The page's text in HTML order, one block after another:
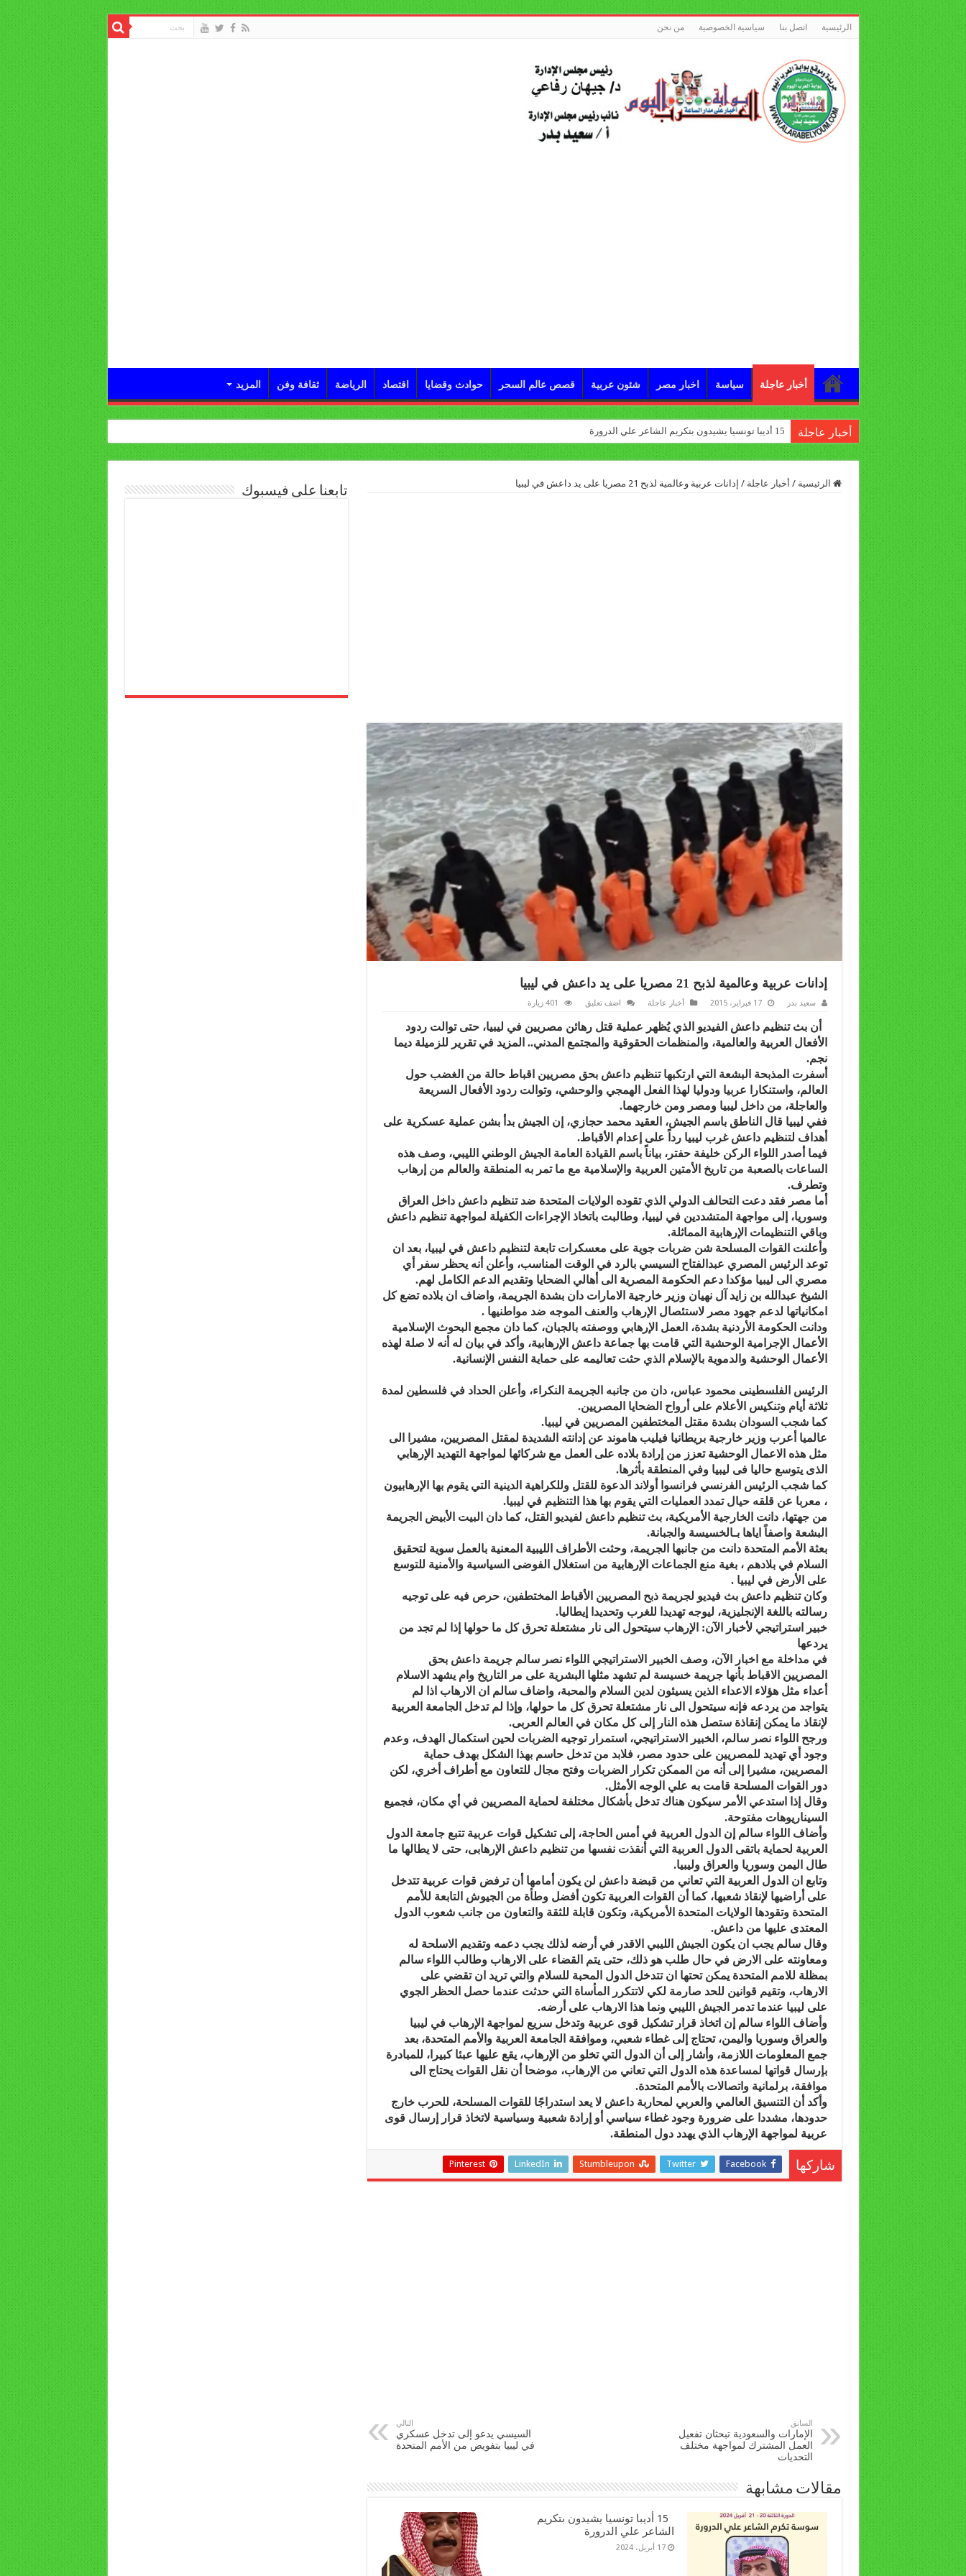
الرئيسية اتصل بنا سياسية الخصوصية من نحن
أخبار عاجلة سياسة اخبار مصر شئون عربية قصص عالم السحر حوادث وقضايا اقتصاد الرياضة ثقافة وفن المزيد
أخبار عاجلة 15 أديبا تونسيا يشيدون بتكريم الشاعر علي الدرورة
الرئيسية / أخبار عاجلة / إدانات عربية وعالمية لذبح 21 مصريا على يد داعش في ليبيا
إدانات عربية وعالمية لذبح 21 مصريا على يد داعش في ليبيا
سعيد بدر 17 فبراير، 2015 أخبار عاجلة اضف تعليق 401 زيارة
أن بث تنظيم داعش الفيديو الذي يُظهر عملية قتل رهائن مصريين في ليبيا، حتى توالت ردود
الأفعال العربية والعالمية، والمنظمات الحقوقية والمجتمع المدني.. المزيد في تقرير للزميلة ديما
نجم.
أسفرت المذبحة البشعة التي ارتكبها تنظيم داعش بحق مصريين اقباط حالة من الغضب حول
العالم، واستنكارا عربيا ودوليا لهذا الفعل الهمجي والوحشي، وتوالت ردود الأفعال السريعة
والعاجلة، من داخل ليبيا ومصر ومن خارجهما.
ففي ليبيا قال الناطق باسم الجيش، العقيد محمد حجازي، إن الجيش بدأ بشن عملية عسكرية على
أهداف لتنظيم داعش غرب ليبيا رداً على إعدام الأقباط.
فيما أصدر اللواء الركن خليفة حفتر، بياناً باسم القيادة العامة الجيش الوطني الليبي، وصف هذه
الساعات بالصعبة من تاريخ الأمتين العربية والإسلامية مع ما تمر به المنطقة والعالم من إرهاب
وتطرف.
أما مصر فقد دعت التحالف الدولي الذي تقوده الولايات المتحدة ضد تنظيم داعش داخل العراق
وسوريا، إلى مواجهة المتشددين في ليبيا، وطالبت باتخاذ الإجراءات الكفيلة لمواجهة تنظيم داعش
وباقي التنظيمات الإرهابية المماثلة.
وأعلنت القوات المسلحة شن ضربات جوية على معسكرات تابعة لتنظيم داعش في ليبيا، بعد ان
توعد الرئيس المصري عبدالفتاح السيسي بالرد في الوقت المناسب، وأعلن أنه يحظر سفر أي
مصري الى ليبيا مؤكدا دعم الحكومة المصرية الى أهالي الضحايا وتقديم الدعم الكامل لهم.
الشيخ عبدالله بن زايد آل نهيان وزير خارجية الامارات دان بشدة الجريمة، واضاف ان بلاده تضع كل
امكانياتها لدعم جهود مصر لاستئصال الإرهاب والعنف الموجه ضد مواطنيها .
ودانت الحكومة الأردنية بشدة، العمل الإرهابي ووصفته بالجبان، كما دان مجمع البحوث الإسلامية
الأعمال الإجرامية الوحشية التي قامت بها جماعة داعش الإرهابية، وأكد في بيان له أنه لا صلة لهذه
الأعمال الوحشية والدموية بالإسلام الذي حثت تعاليمه على حماية النفس الإنسانية.
الرئيس الفلسطينى محمود عباس، دان من جانبه الجريمة النكراء، وأعلن الحداد في فلسطين لمدة
ثلاثة أيام وتنكيس الأعلام على أرواح الضحايا المصريين.
كما شجب السودان بشدة مقتل المختطفين المصريين في ليبيا.
عالميا أعرب وزير خارجية بريطانيا فيليب هاموند عن إدانته الشديدة لمقتل المصريين، مشيرا الى
مثل هذه الاعمال الوحشية تعزز من إرادة بلاده على العمل مع شركائها لمواجهة التهديد الإرهابي
الذى يتوسع حاليا فى ليبيا وفي المنطقة بأثرها.
كما شجب الرئيس الفرنسي فرانسوا أولاند الدعوة للقتل وللكراهية الدينية التي يقوم بها الإرهابيون
، معربا عن قلقه حيال تمدد العمليات التي يقوم بها هذا التنظيم في ليبيا.
من جهتها، دانت الخارجية الأمريكية، بث تنظيم داعش لفيديو القتل، كما دان البيت الأبيض الجريمة
البشعة واصفاً اياها بـالخسيسة والجبانة.
بعثة الأمم المتحدة دانت من جانبها الجريمة، وحثت الأطراف الليبية المعنية بالعمل سوية لتحقيق
السلام في بلادهم ، بغية منع الجماعات الإرهابية من استغلال الفوضى السياسية والأمنية للتوسع
على الأرض في ليبيا .
وكان تنظيم داعش بث فيديو لجريمة ذبح المصريين الأقباط المختطفين، حرص فيه على توجيه
رسالته باللغة الإنجليزية، ليوجه تهديدا للغرب وتحديدا إيطاليا.
خبير استراتيجي لأخبار الآن: الإرهاب سيتحول الى نار مشتعلة تحرق كل ما حولها إذا لم تجد من
يردعها
في مداخلة مع اخبار الآن، وصف الخبير الاستراتيجي اللواء نصر سالم جريمة داعش بحق
المصريين الاقباط بأنها جريمة خسيسة لم تشهد مثلها البشرية على مر التاريخ وام يشهد الاسلام
أعداء مثل هؤلاء الاعداء الذين يسيئون لدين السلام والمحبة، واضاف سالم ان الارهاب اذا لم
يتواجد من يردعه فإنه سيتحول الى نار مشتعلة تحرق كل ما حولها، وإذا لم تدخل الجامعة العربية
لإنقاذ ما يمكن إنقاذة ستصل هذه النار إلى كل مكان في العالم العربى.
ورجح اللواء نصر سالم، الخبير الاستراتيجي، استمرار توجيه الضربات لحين استكمال الهدف، وعدم
وجود أي تهديد للمصريين على حدود مصر، فلابد من تدخل حاسم بهذا الشكل بهدف حماية
المصريين، مشيرا إلى أنه من الممكن تكرار الضربات وفتح مجال للتعاون مع أطراف أخري، لكن
دور القوات المسلحة قامت به علي الوجه الأمثل.
وقال إذا استدعي الأمر سيكون هناك تدخل بأشكال مختلفة لحماية المصريين في أي مكان، فجميع
السيناريوهات مفتوحة.
وأضاف اللواء سالم إن الدول العربية في أمس الحاجة، إلى تشكيل قوات عربية تتبع جامعة الدول
العربية لحماية باتقى الدول العربية التي أنقذت نفسها من تنظيم داعش الإرهابى، حتى لا يطالها ما
طال اليمن وسوريا والعراق وليبيا.
وتابع ان الدول العربية التي تعاني من قبضة داعش لن يكون أمامها أن ترفض قوات عربية تتدخل
على أراضيها لإنقاذ شعبها، كما أن القوات العربية تكون أفضل وطأة من الجيوش التابعة للأمم
المتحدة وتقودها الولايات المتحدة الأمريكية، وتكون قابلة للثقة والتعاون من جانب شعوب الدول
المعتدى عليها من داعش.
وقال سالم يجب ان يكون الجيش الليبي الاقدر في أرضه لذلك يجب دعمه وتقديم الاسلحة له
ومعاونته على الارض في حال طلب هو ذلك، حتى يتم القضاء على الارهاب وطالب اللواء سالم
بمظلة للامم المتحدة يمكن تحتها ان تتدخل الدول المحبة للسلام والتي تريد ان تقضي على
الارهاب، وتقيم قوانين للحد صارمة لكي لاتتكرر المأساة التي حدثت عندما حصل الحظر الجوي
على ليبيا عندما تدمر الجيش الليبي ونما هذا الارهاب على أرضه.
وأضاف اللواء سالم إن اتخاذ قرار تشكيل قوى عربية وتدخل سريع لمواجهة الإرهاب في ليبيا
والعراق وسوريا واليمن، تحتاج إلى غطاء شعبي، وموافقة الجامعة العربية والأمم المتحدة، بعد
جمع المعلومات اللازمة، وأشار إلى أن الدول التي تخلو من الإرهاب، يقع عليها عبئا كبيرا، للمبادرة
بإرسال قواتها لمساعدة هذه الدول التي تعاني من الإرهاب، موضحا أن نقل القوات يحتاج الى
موافقة، برلمانية واتصالات بالأمم المتحدة.
وأكد أن التنسيق العالمي والعربي لمحاربة داعش لا يعد استدراجًا للقوات المسلحة، للحرب خارج
حدودها، مشددا على ضرورة وجود غطاء سياسي أو إرادة شعبية وسياسية لاتخاذ قرار إرسال قوى
عربية لمواجهة الإرهاب الذي يهدد دول المنطقة.
شاركها Facebook
Twitter
Stumbleupon
LinkedIn
Pinterest
السابق
الإمارات والسعودية تبحثان تفعيل
العمل المشترك لمواجهة مختلف
التحديات
التالي
السيسي يدعو إلى تدخل عسكري
في ليبيا بتفويض من الأمم المتحدة
مقالات مشابهة
15 أديبا تونسيا يشيدون بتكريم
الشاعر علي الدرورة
17 أبريل، 2024
تابعنا على فيسبوك